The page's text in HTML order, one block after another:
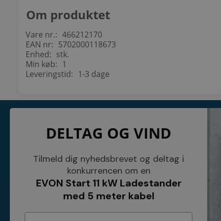
Om produktet
Vare nr.: 466212170
EAN nr: 5702000118673
Enhed: stk.
Min køb: 1
Leveringstid: 1-3 dage
NETSALG EL & VVS APS
Søndergårdsvej 44
Danmark
E-mail: info@elvvs.dk
Åbningstider
Privatlivspolitik
DELTAG OG VIND
Tilmeld dig nyhedsbrevet og deltag i
konkurrencen om en
EVON Start 11 kW Ladestander
med 5 meter kabel